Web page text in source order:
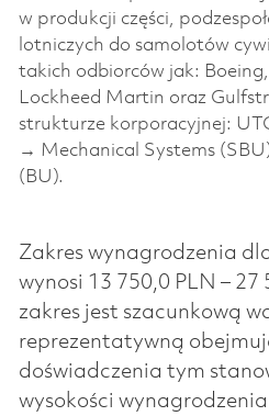
w produkcji części,
lotniczych do samolotów
takich odbiorców jak:
Lockheed Martin oraz
strukturze korporacyjnej:
→ Mechanical Systems
(BU).
Zakres wynagrodzenia
wynosi 13 750,0 PLN – 27
zakres jest szacunkową
reprezentatywną
doświadczenia tym
wysokości